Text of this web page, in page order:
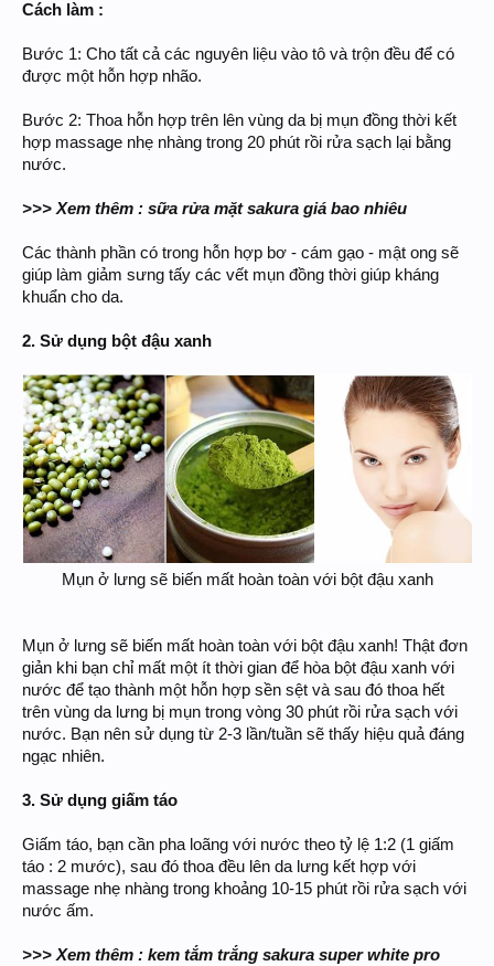
Cách làm :
Bước 1: Cho tất cả các nguyên liệu vào tô và trộn đều để có
được một hỗn hợp nhão.
Bước 2: Thoa hỗn hợp trên lên vùng da bị mụn đồng thời kết
hợp massage nhẹ nhàng trong 20 phút rồi rửa sạch lại bằng
nước.
>>> Xem thêm : sữa rửa mặt sakura giá bao nhiêu
Các thành phần có trong hỗn hợp bơ - cám gạo - mật ong sẽ
giúp làm giảm sưng tấy các vết mụn đồng thời giúp kháng
khuẩn cho da.
2. Sử dụng bột đậu xanh
Mụn ở lưng sẽ biến mất hoàn toàn với bột đậu xanh
Mụn ở lưng sẽ biến mất hoàn toàn với bột đậu xanh! Thật đơn
giản khi bạn chỉ mất một ít thời gian để hòa bột đậu xanh với
nước để tạo thành một hỗn hợp sền sệt và sau đó thoa hết
trên vùng da lưng bị mụn trong vòng 30 phút rồi rửa sạch với
nước. Bạn nên sử dụng từ 2-3 lần/tuần sẽ thấy hiệu quả đáng
ngạc nhiên.
3. Sử dụng giấm táo
Giấm táo, bạn cần pha loãng với nước theo tỷ lệ 1:2 (1 giấm
táo : 2 mước), sau đó thoa đều lên da lưng kết hợp với
massage nhẹ nhàng trong khoảng 10-15 phút rồi rửa sạch với
nước ấm.
>>> Xem thêm : kem tắm trắng sakura super white pro